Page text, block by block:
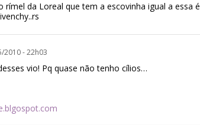
rímel da Loreal que tem a escovinha igual a essa é
2010 - 22h03
vio! Pq quase não tenho cílios…